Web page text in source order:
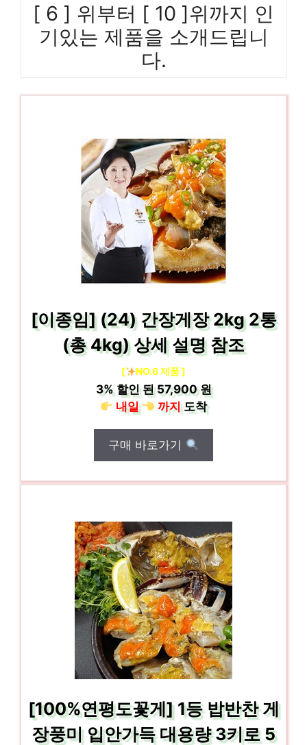
[ 6 ] 위부터 [ 10 ]위까지 인
기있는 제품을 소개드립니
다.
[이종임] (24) 간장게장 2kg 2통
(총 4kg) 상세 설명 참조
[ NO.6 제품 ]
3%할인 된57,900 원
내일
까지도착
구매 바로가기
[100%연평도꽃게] 1등 밥반찬 게
장풍미 입안가득 대용량 3키로 5